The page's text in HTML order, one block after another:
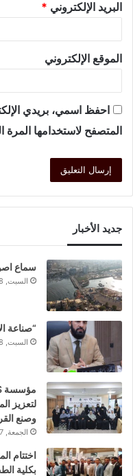
البريد الإلكتروني *
الموقع الإلكتروني
احفظ اسمي، بريدي
المتصفح لاستخدامها المرة
جديد الأخبار
سماع
السبت, 8 أغسطس 2026 - 5:14 ص
“صناعة
السبت, 8 أغسطس 2026 - 1:19 ص
لتعزيز
وصنع
الجمعة, 7 أغسطس 2026 - 6:16 م
اختتام
بكلية